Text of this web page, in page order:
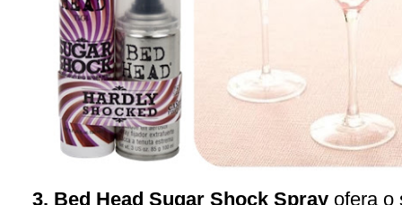
3. Bed Head Sugar Shock Spray ofera o